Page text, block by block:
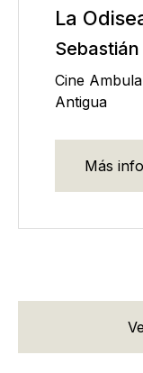
La
Cine
Antigua
Más